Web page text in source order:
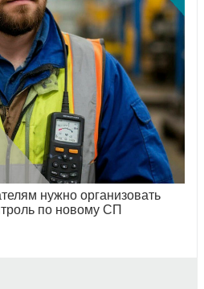
нужно организовать
по новому СП